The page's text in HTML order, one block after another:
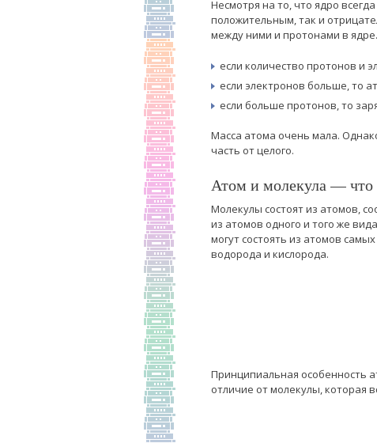
Несмотря на то, что ядро
положительным, так и
между ними и протонами в ядре.
если количество протонов и
если электронов больше, то
если больше протонов, то
Масса атома очень мала.
часть от целого.
Атом и молекула — что
Молекулы состоят из атомов,
из атомов одного и того же
могут состоять из атомов
водорода и кислорода.
Принципиальная особенность
отличие от молекулы, которая